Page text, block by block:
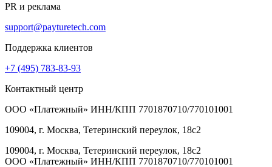
PR и реклама
support@payturetech.com
Поддержка клиентов
+7 (495) 783-83-93
Контактный центр
ООО «Платежный» ИНН/КПП 7701870710/770101001
109004, г. Москва, Тетеринский переулок, 18с2
109004, г. Москва, Тетеринский переулок, 18с2
ООО «Платежный» ИНН/КПП 7701870710/770101001